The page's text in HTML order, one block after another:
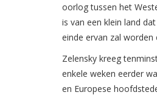
oorlog tussen het
is van een klein land
einde ervan zal
Zelensky kreeg
enkele weken eerder
en Europese